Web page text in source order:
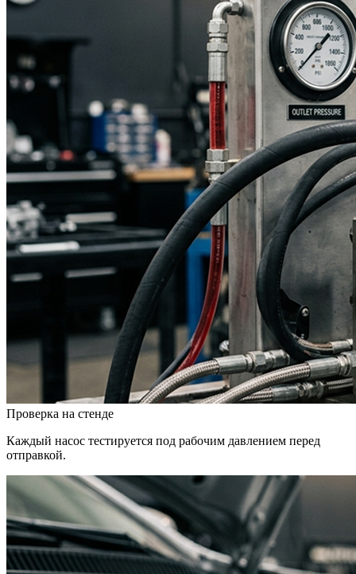
Проверка на стенде
Каждый насос тестируется под рабочим давлением перед
отправкой.